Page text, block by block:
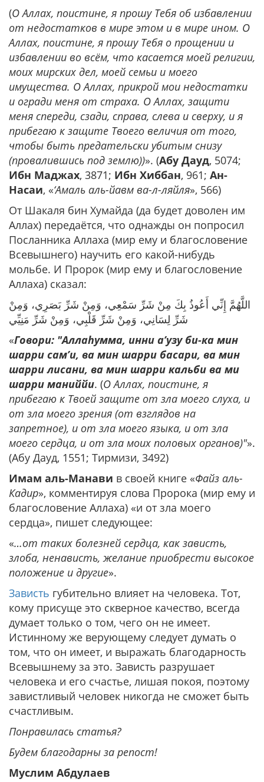
(О Аллах, поистине, я прошу Тебя об избавлении
от недостатков в мире этом и в мире ином. О
Аллах, поистине, я прошу Тебя о прощении и
избавлении во всём, что касается моей религии,
моих мирских дел, моей семьи и моего
имущества. О Аллах, прикрой мои недостатки
и огради меня от страха. О Аллах, защити
меня спереди, сзади, справа, слева и сверху, и я
прибегаю к защите Твоего величия от того,
чтобы быть предательски убитым снизу
(провалившись под землю))». (Абу Дауд, 5074;
Ибн Маджах, 3871; Ибн Хиббан, 961; Ан-
Насаи, «‘Амаль аль-йавм ва-л-ляйля», 566)
От Шакаля бин Хумайда (да будет доволен им
Аллах) передаётся, что однажды он попросил
Посланника Аллаха (мир ему и благословение
Всевышнего) научить его какой-нибудь
мольбе. И Пророк (мир ему и благословение
Аллаха) сказал:
اللَّهُمَّ إِنِّي أَعُوذُ بِكَ مِنْ شَرِّ سَمْعِي، وَمِنْ شَرِّ بَصَرِي، وَمِنْ
شَرِّ لِسَانِي، وَمِنْ شَرِّ قَلْبِي، وَمِنْ شَرِّ مَنِيِّي
«Говори: "Аллаhумма, инни а’узу би-ка мин
шарри сам’и, ва мин шарри басари, ва мин
шарри лисани, ва мин шарри кальби ва ми
шарри маниййи. (О Аллах, поистине, я
прибегаю к Твоей защите от зла моего слуха, и
от зла моего зрения (от взглядов на
запретное), и от зла моего языка, и от зла
моего сердца, и от зла моих половых органов)"».
(Абу Дауд, 1551; Тирмизи, 3492)
Имам аль-Манави в своей книге «Файз аль-
Кадир», комментируя слова Пророка (мир ему и
благословение Аллаха) «и от зла моего
сердца», пишет следующее:
«…от таких болезней сердца, как зависть,
злоба, ненависть, желание приобрести высокое
положение и другие».
Зависть губительно влияет на человека. Тот,
кому присуще это скверное качество, всегда
думает только о том, чего он не имеет.
Истинному же верующему следует думать о
том, что он имеет, и выражать благодарность
Всевышнему за это. Зависть разрушает
человека и его счастье, лишая покоя, поэтому
завистливый человек никогда не сможет быть
счастливым.
Понравилась статья?
Будем благодарны за репост!
Муслим Абдулаев